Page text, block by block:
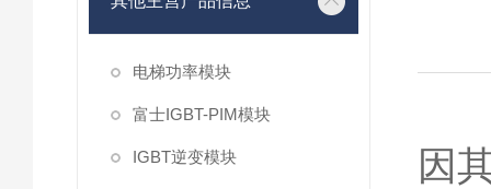
电梯功率模块
富士IGBT-PIM模块
IGBT逆变模块
因